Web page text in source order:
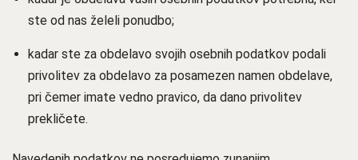
ste od nas želeli ponudbo;
kadar ste za obdelavo svojih osebnih podatkov podali
privolitev za obdelavo za posamezen namen obdelave,
pri čemer imate vedno pravico, da dano privolitev
prekličete.